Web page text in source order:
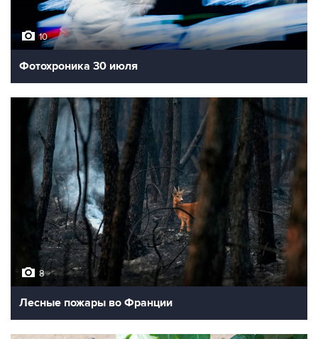
10
Фотохроника 30 июля
8
Лесные пожары во Франции